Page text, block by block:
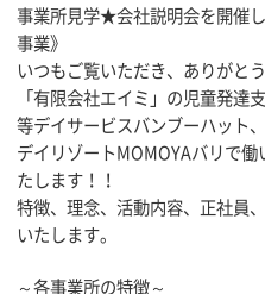
事業所見学★会社説明会を開催
事業》
いつもご覧いただき、ありがと
「有限会社エイミ」の児童発達
等デイサービスバンブーハット
デイリゾートMOMOYAバリで
たします！！
特徴、理念、活動内容、正社員
いたします。
～各事業所の特徴～